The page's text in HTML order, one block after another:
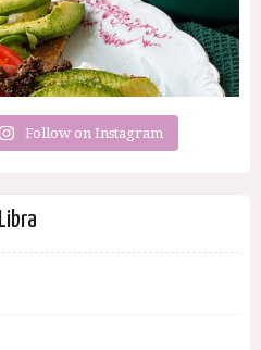
Follow on Instagram
Libra